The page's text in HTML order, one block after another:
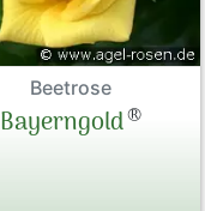
Beetrose
Bayerngold®